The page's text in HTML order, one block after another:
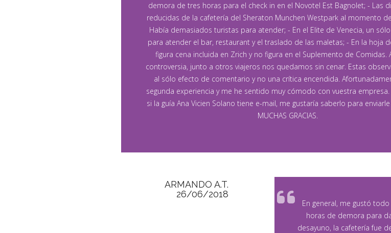
demora de tres horas para el check in en el Novotel Est Bagnolet; - Las
reducidas de la cafetería del Sheraton Munchen Westpark al momento
Había demasiados turistas para atender; - En el Elite de Venecia, un
para atender el bar, restaurant y el traslado de las maletas; - En la hoja
figura cena incluida en Zrich y no figura en el Suplemento de Comidas.
controversia, junto a otros viajeros nos quedamos sin cenar. Estas
al sólo efecto de comentario y no una crítica encendida.
segunda experiencia y me he sentido muy cómodo con vuestra empresa.
si la guía Ana Vicien Solano tiene e-mail, me gustaría saberlo para
MUCHAS GRACIAS.
ARMANDO A.T.
26/06/2018
En general, me gustó
horas de demora para
desayuno, la cafetería fue